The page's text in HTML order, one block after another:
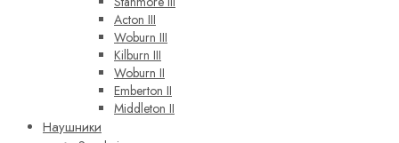
Acton III
Woburn III
Kilburn III
Woburn II
Emberton II
Middleton II
Наушники